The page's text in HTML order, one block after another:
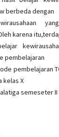
berbeda dengan
karena
pembelajaran
pembelajaran
kelas X
semeseter II